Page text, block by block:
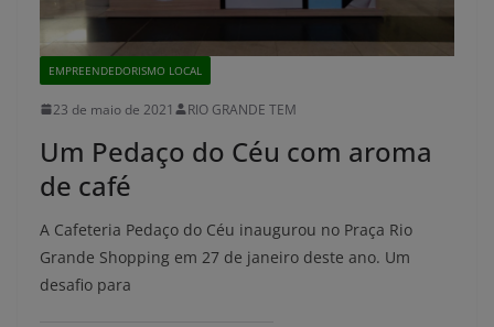
EMPREENDEDORISMO LOCAL
23 de maio de 2021 RIO GRANDE TEM
Um Pedaço do Céu com aroma
de café
A Cafeteria Pedaço do Céu inaugurou no Praça Rio
Grande Shopping em 27 de janeiro deste ano. Um
desafio para